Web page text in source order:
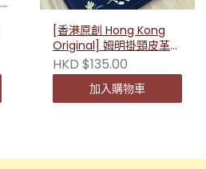
[香港原創 Hong Kong
Original] 姆明掛頸皮革卡
套
HKD $135.00
加入購物車